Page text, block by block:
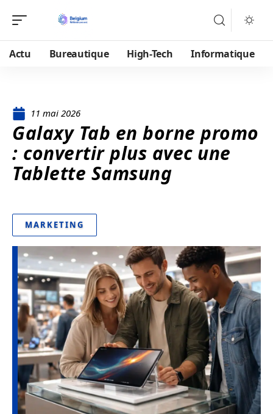
Actu Bureautique High-Tech Informatique
11 mai 2026
Galaxy Tab en borne promo
: convertir plus avec une
Tablette Samsung
MARKETING